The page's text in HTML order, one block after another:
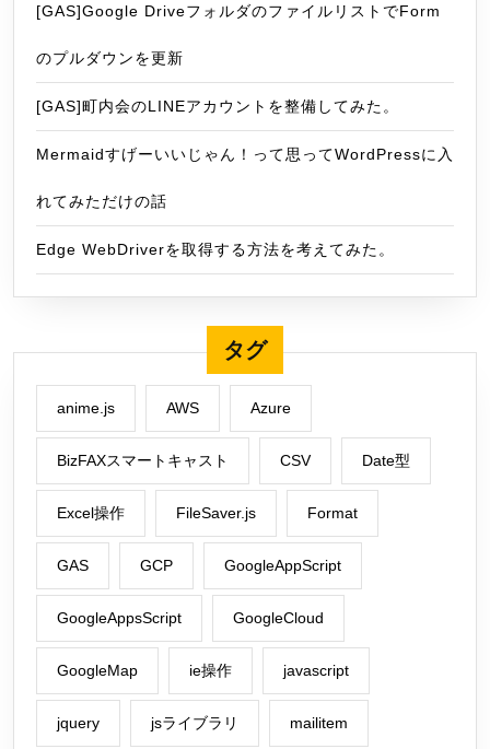
[GAS]Google DriveフォルダのファイルリストでForm
のプルダウンを更新
[GAS]町内会のLINEアカウントを整備してみた。
Mermaidすげーいいじゃん！って思ってWordPressに入
れてみただけの話
Edge WebDriverを取得する方法を考えてみた。
タグ
anime.js AWS Azure
BizFAXスマートキャスト CSV Date型
Excel操作 FileSaver.js Format
GAS GCP GoogleAppScript
GoogleAppsScript GoogleCloud
GoogleMap ie操作 javascript
jquery jsライブラリ mailitem